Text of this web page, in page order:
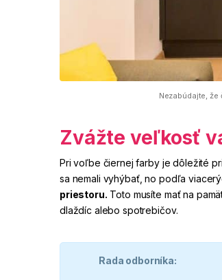
Nezabúdajte,
Zvážte veľkosť
Pri voľbe čiernej farby je dôležité
sa nemali vyhýbať, no podľa
priestoru. Toto musíte mať na
dlaždíc alebo spotrebičov.
Rada odborníka: